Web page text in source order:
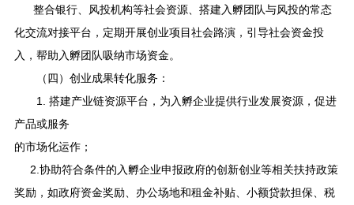
整合银行、风投机构等社会资源、搭建入孵团队与风投的常态
化交流对接平台，定期开展创业项目社会路演，引导社会资金投
入，帮助入孵团队吸纳市场资金。
（四）创业成果转化服务：
1. 搭建产业链资源平台，为入孵企业提供行业发展资源，促进
产品或服务
的市场化运作；
2.协助符合条件的入孵企业申报政府的创新创业等相关扶持政策
奖励，如政府资金奖励、办公场地和租金补贴、小额贷款担保、税